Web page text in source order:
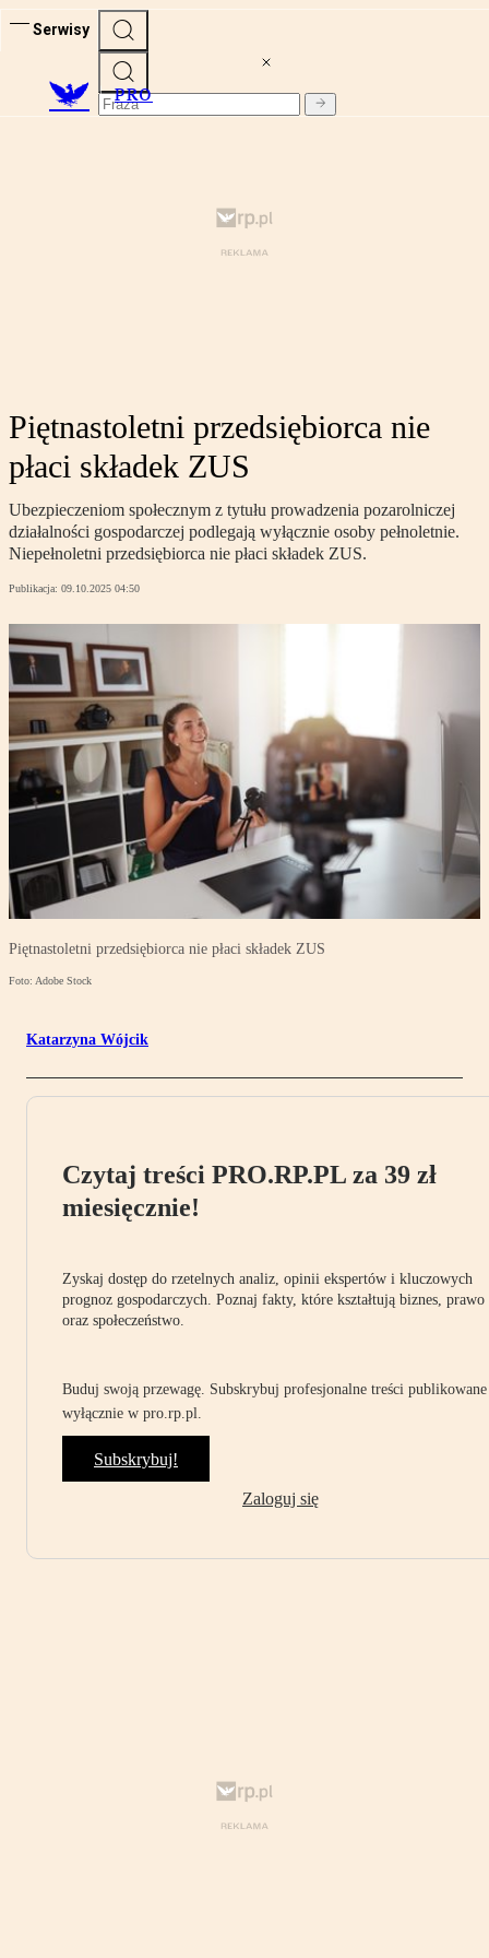
Serwisy
PRO
Piętnastoletni przedsiębiorca nie
płaci składek ZUS
Ubezpieczeniom społecznym z tytułu prowadzenia pozarolniczej
działalności gospodarczej podlegają wyłącznie osoby pełnoletnie.
Niepełnoletni przedsiębiorca nie płaci składek ZUS.
Publikacja: 09.10.2025 04:50
Piętnastoletni przedsiębiorca nie płaci składek ZUS
Foto: Adobe Stock
Katarzyna Wójcik
Czytaj treści PRO.RP.PL za 39 zł
miesięcznie!
Zyskaj dostęp do rzetelnych analiz, opinii ekspertów i kluczowych
prognoz gospodarczych. Poznaj fakty, które kształtują biznes, prawo
oraz społeczeństwo.
Buduj swoją przewagę. Subskrybuj profesjonalne treści publikowane
wyłącznie w pro.rp.pl.
Subskrybuj!
Zaloguj się